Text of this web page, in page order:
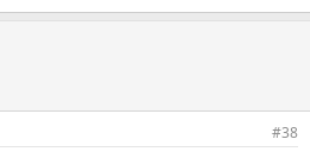
#38